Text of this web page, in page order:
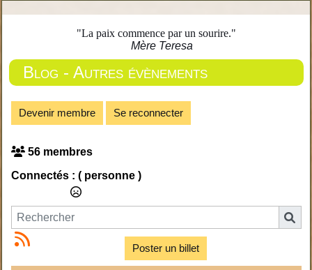
"La paix commence par un sourire."
Mère Teresa
Blog - Autres évènements
Devenir membre Se reconnecter
56 membres
Connectés : ( personne )
Poster un billet